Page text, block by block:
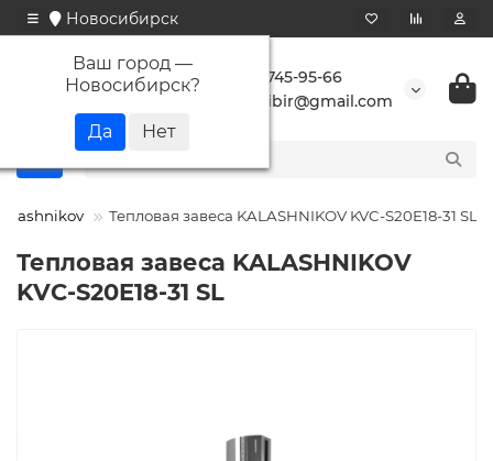
Новосибирск
Ваш город —
Новосибирск?
+7 923 745-95-66
buransibir@gmail.com
Тепловая завеса KALASHNIKOV KVC-S20E18-31 SL
Тепловая завеса KALASHNIKOV
KVC-S20E18-31 SL